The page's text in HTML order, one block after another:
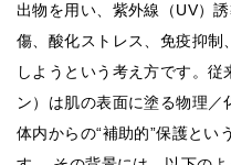
出物を用い、紫外線（UV）
傷、酸化ストレス、免疫抑制
しようという考え方です。
ン）は肌の表面に塗る物理／
体内からの“補助的”保護とい